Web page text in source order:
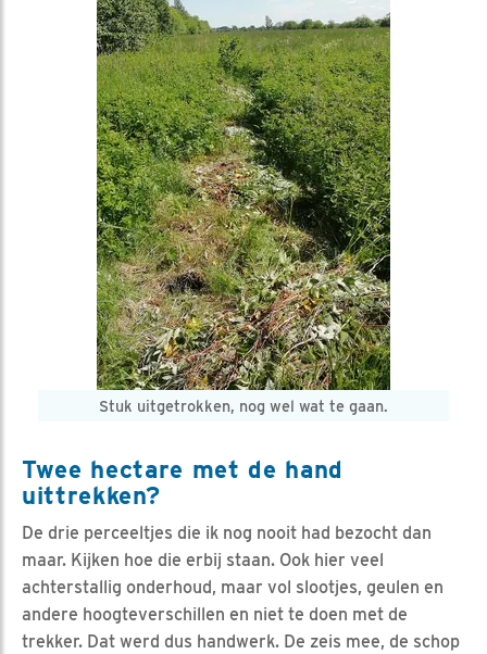
Stuk uitgetrokken, nog wel wat te gaan.
Twee hectare met de hand
uittrekken?
De drie perceeltjes die ik nog nooit had bezocht dan
maar. Kijken hoe die erbij staan. Ook hier veel
achterstallig onderhoud, maar vol slootjes, geulen en
andere hoogteverschillen en niet te doen met de
trekker. Dat werd dus handwerk. De zeis mee, de schop